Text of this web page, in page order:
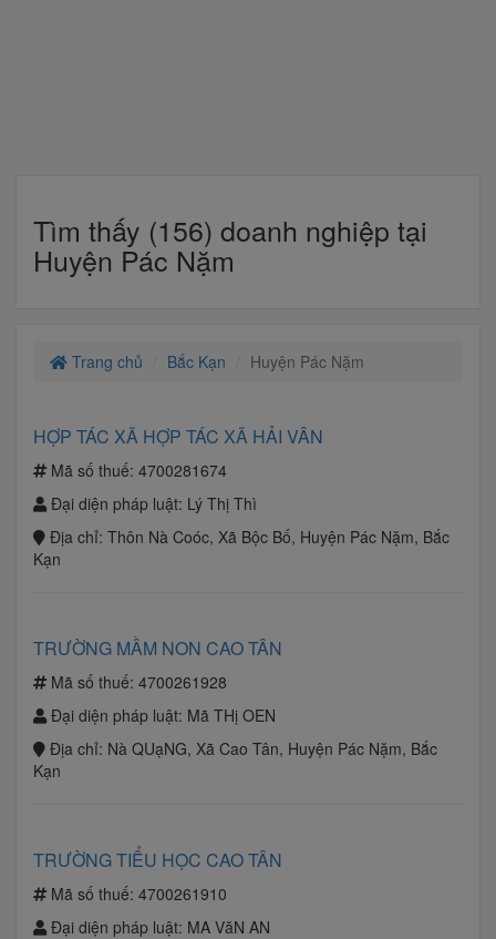
Tìm thấy (156) doanh nghiệp tại
Huyện Pác Nặm
Trang chủ Bắc Kạn Huyện Pác Nặm
HỢP TÁC XÃ HỢP TÁC XÃ HẢI VÂN
Mã số thuế: 4700281674
Đại diện pháp luật: Lý Thị Thì
Địa chỉ: Thôn Nà Coóc, Xã Bộc Bố, Huyện Pác Nặm, Bắc
Kạn
TRƯỜNG MẦM NON CAO TÂN
Mã số thuế: 4700261928
Đại diện pháp luật: Mã THị OEN
Địa chỉ: Nà QUạNG, Xã Cao Tân, Huyện Pác Nặm, Bắc
Kạn
TRƯỜNG TIỂU HỌC CAO TÂN
Mã số thuế: 4700261910
Đại diện pháp luật: MA VăN AN